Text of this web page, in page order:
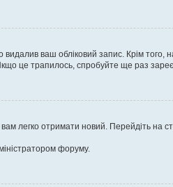
ваш обліковий запис. Крім
це трапилось, спробуйте ще раз
легко отримати новий. Перейдіть на
форуму.